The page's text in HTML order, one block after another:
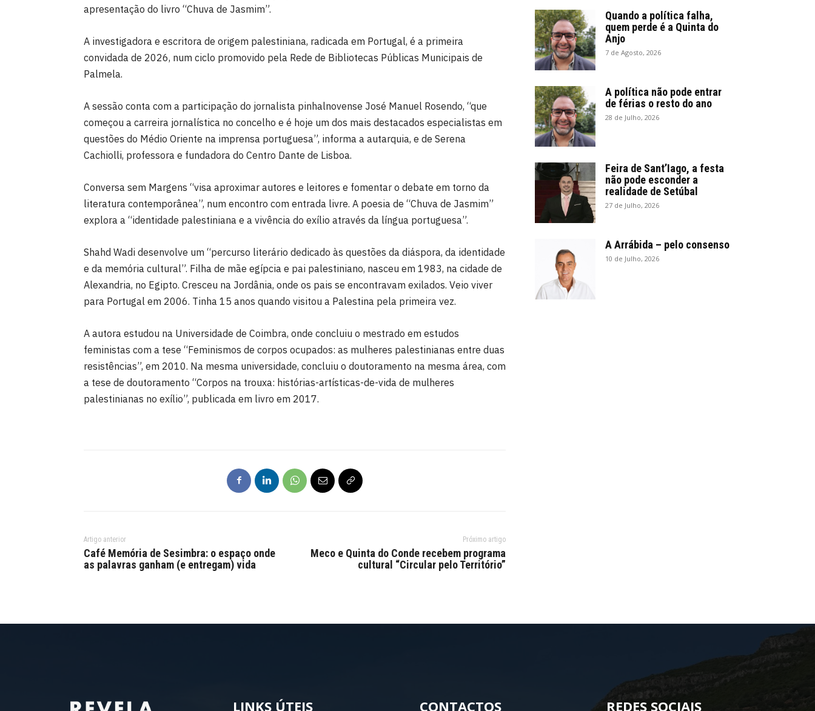
apresentação do livro “Chuva de Jasmim”.
A investigadora e escritora de origem palestiniana, radicada em Portugal, é a primeira
convidada de 2026, num ciclo promovido pela Rede de Bibliotecas Públicas Municipais de
Palmela.
A sessão conta com a participação do jornalista pinhalnovense José Manuel Rosendo, “que
começou a carreira jornalística no concelho e é hoje um dos mais destacados especialistas em
questões do Médio Oriente na imprensa portuguesa”, informa a autarquia, e de Serena
Cachiolli, professora e fundadora do Centro Dante de Lisboa.
Conversa sem Margens “visa aproximar autores e leitores e fomentar o debate em torno da
literatura contemporânea”, num encontro com entrada livre. A poesia de “Chuva de Jasmim”
explora a “identidade palestiniana e a vivência do exílio através da língua portuguesa”.
Shahd Wadi desenvolve um “percurso literário dedicado às questões da diáspora, da identidade
e da memória cultural”. Filha de mãe egípcia e pai palestiniano, nasceu em 1983, na cidade de
Alexandria, no Egipto. Cresceu na Jordânia, onde os pais se encontravam exilados. Veio viver
para Portugal em 2006. Tinha 15 anos quando visitou a Palestina pela primeira vez.
A autora estudou na Universidade de Coimbra, onde concluiu o mestrado em estudos
feministas com a tese “Feminismos de corpos ocupados: as mulheres palestinianas entre duas
resistências”, em 2010. Na mesma universidade, concluiu o doutoramento na mesma área, com
a tese de doutoramento “Corpos na trouxa: histórias-artísticas-de-vida de mulheres
palestinianas no exílio”, publicada em livro em 2017.
Artigo anterior
Café Memória de Sesimbra: o espaço onde
as palavras ganham (e entregam) vida
Próximo artigo
Meco e Quinta do Conde recebem programa
cultural “Circular pelo Território”
Quando a política falha,
quem perde é a Quinta do
Anjo
7 de Agosto, 2026
A política não pode entrar
de férias o resto do ano
28 de Julho, 2026
Feira de Sant’Iago, a festa
não pode esconder a
realidade de Setúbal
27 de Julho, 2026
A Arrábida – pelo consenso
10 de Julho, 2026
LINKS ÚTEIS CONTACTOS REDES SOCIAIS